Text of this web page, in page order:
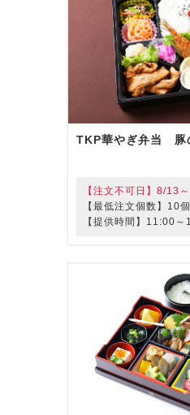
【注文不可日】8/13
【最低注文個数】10
【提供時間】11:00